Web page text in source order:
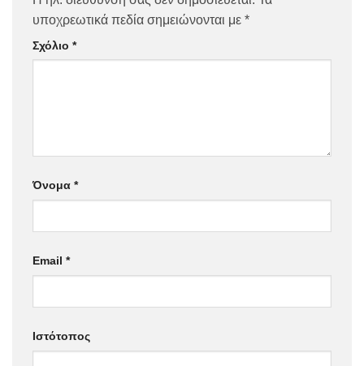
υποχρεωτικά πεδία σημειώνονται με *
Σχόλιο *
Όνομα *
Email *
Ιστότοπος